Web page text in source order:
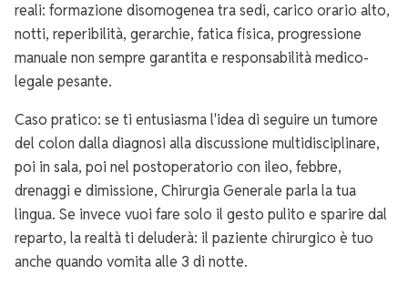
reali: formazione disomogenea tra sedi, carico orario alto,
notti, reperibilità, gerarchie, fatica fisica, progressione
manuale non sempre garantita e responsabilità medico-
legale pesante.
Caso pratico: se ti entusiasma l'idea di seguire un tumore
del colon dalla diagnosi alla discussione multidisciplinare,
poi in sala, poi nel postoperatorio con ileo, febbre,
drenaggi e dimissione, Chirurgia Generale parla la tua
lingua. Se invece vuoi fare solo il gesto pulito e sparire dal
reparto, la realtà ti deluderà: il paziente chirurgico è tuo
anche quando vomita alle 3 di notte.